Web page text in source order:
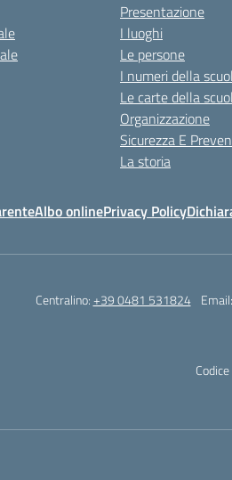
Presentazione
I luoghi
Le persone
I numeri della
Le carte della
Organizzazione
Sicurezza E
La storia
Albo onlinePrivacy Policy
Centralino:+39 0481 531824 Email: